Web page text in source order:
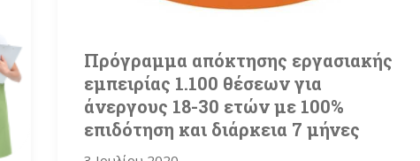
Πρόγραμμα απόκτησης εργασιακής
εμπειρίας 1.100 θέσεων για
άνεργους 18-30 ετών με 100%
επιδότηση και διάρκεια 7 μήνες